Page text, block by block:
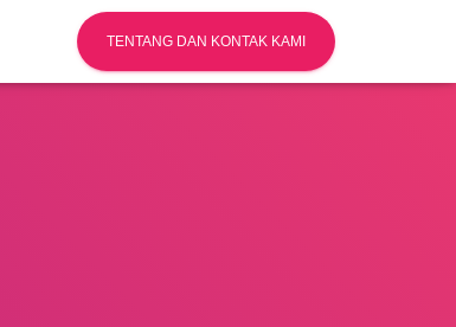
TENTANG DAN KONTAK KAMI